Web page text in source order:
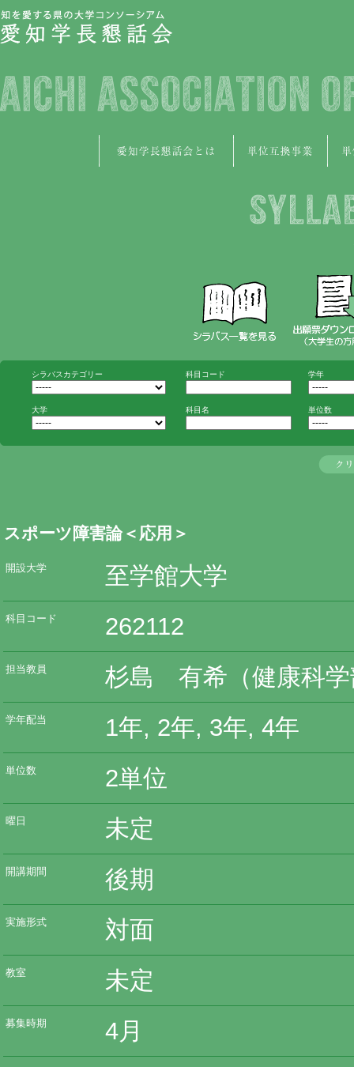
シラバスカテゴリー 科目コード 学年
大学 科目名 単位数
スポーツ障害論＜応用＞
開設大学 至学館大学
科目コード 262112
担当教員 杉島 有希（健康科学
学年配当 1年, 2年, 3年, 4年
単位数 2単位
曜日 未定
開講期間 後期
実施形式 対面
教室 未定
募集時期 4月